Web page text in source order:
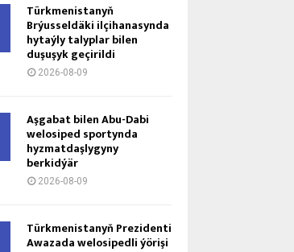
Türkmenistanyň
Brýusseldäki ilçihanasynda
hytaýly talyplar bilen
duşuşyk geçirildi
2026-08-09
Aşgabat bilen Abu-Dabi
welosiped sportynda
hyzmatdaşlygyny
berkidýär
2026-08-09
Türkmenistanyň Prezidenti
Awazada welosipedli ýörişi